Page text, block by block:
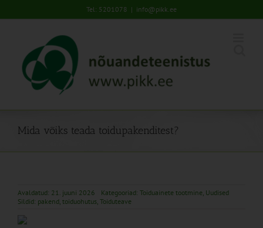
to
Tel: 5201078 | info@pikk.ee
Mida võiks teada toidupakenditest?
Avaldatud: 21. juuni 2026 Kategooriad: Toiduainete tootmine, Uudised
Sildid: pakend, toiduohutus, Toiduteave